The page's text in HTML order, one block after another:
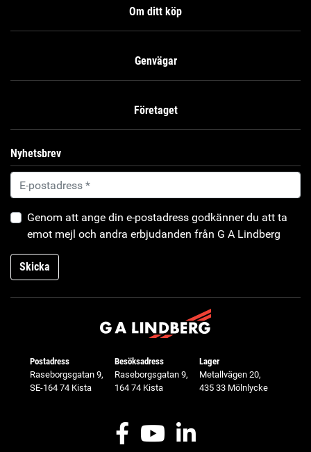
Om ditt köp
Genvägar
Företaget
Nyhetsbrev
Genom att ange din e-postadress godkänner du att ta
emot mejl och andra erbjudanden från G A Lindberg
Skicka
Postadress
Raseborgsgatan 9,
SE-164 74 Kista
Besöksadress
Raseborgsgatan 9,
164 74 Kista
Lager
Metallvägen 20,
435 33 Mölnlycke
FacebookYoutubeLinkedIn